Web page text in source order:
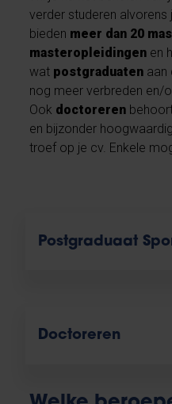
verder studeren alvorens
bieden meer dan 20
masteropleidingen en
wat postgraduaten aan
nog meer verbreden en/
Ook doctoreren
en bijzonder
troef op je cv. Enkele
Postgraduaat
Doctoreren